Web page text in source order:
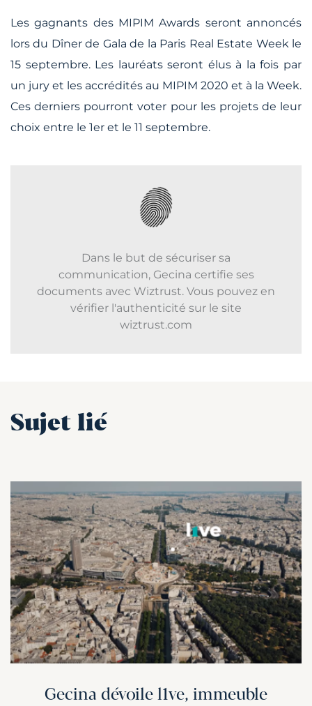
Les gagnants des MIPIM Awards seront annoncés
lors du Dîner de Gala de la Paris Real Estate Week le
15 septembre. Les lauréats seront élus à la fois par
un jury et les accrédités au MIPIM 2020 et à la Week.
Ces derniers pourront voter pour les projets de leur
choix entre le 1er et le 11 septembre.
Dans le but de sécuriser sa
communication, Gecina certifie ses
documents avec Wiztrust. Vous pouvez en
vérifier l'authenticité sur le site
wiztrust.com
Sujet lié
Gecina dévoile l1ve, immeuble